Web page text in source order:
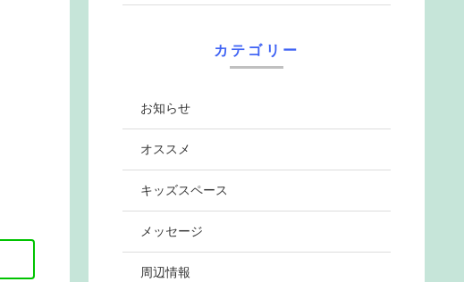
カテゴリー
お知らせ
オススメ
キッズスペース
メッセージ
周辺情報